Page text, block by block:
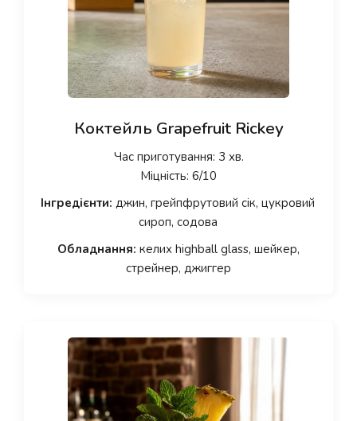
Коктейль Grapefruit Rickey
Час приготування: 3 хв.
Міцність: 6/10
Інгредієнти: джин, грейпфрутовий сік, цукровий
сироп, содова
Обладнання: келих highball glass, шейкер,
стрейнер, джиггер